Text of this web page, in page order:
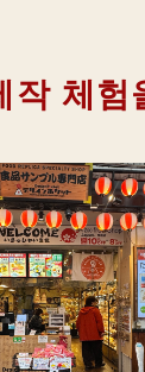
작 체험